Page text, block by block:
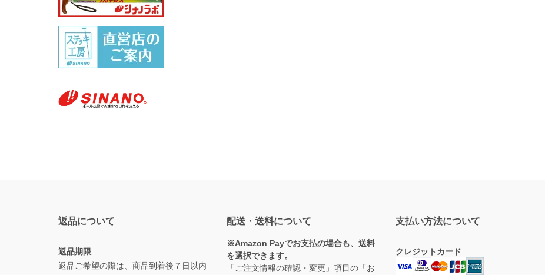
返品について
返品期限
返品ご希望の際は、商品到着後７日以内
配送・送料について
※Amazon Payでお支払の場合も、送料
を選択できます。
「ご注文情報の確認・変更」項目の「お
支払い方法について
クレジットカード